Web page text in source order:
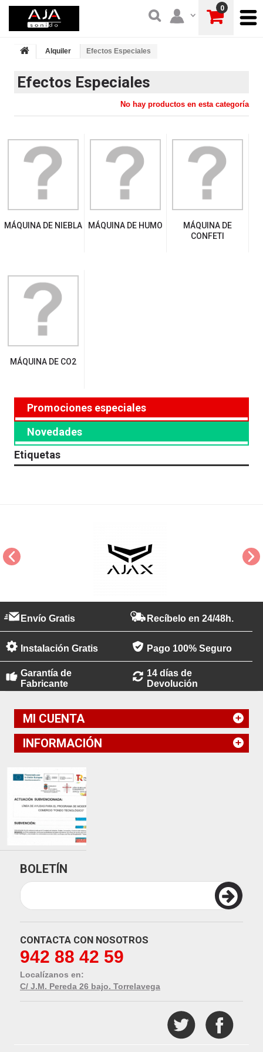
0
Alquiler Efectos Especiales
Efectos Especiales
No hay productos en esta categoría
MÁQUINA DE NIEBLA MÁQUINA DE HUMO
MÁQUINA DE
CONFETI
MÁQUINA DE CO2
Promociones especiales
Novedades
Etiquetas
Envío Gratis Recíbelo en 24/48h.
Instalación Gratis Pago 100% Seguro
Garantía de
Fabricante
14 días de
Devolución
MI CUENTA
INFORMACIÓN
BOLETÍN
CONTACTA CON NOSOTROS
942 88 42 59
Localízanos en:
C/ J.M. Pereda 26 bajo. Torrelavega